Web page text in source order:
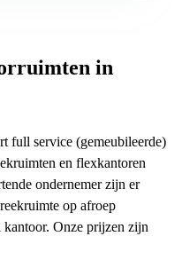
in
full service (gemeubileerde)
en flexkantoren
ondernemer zijn er
op afroep
Onze prijzen zijn